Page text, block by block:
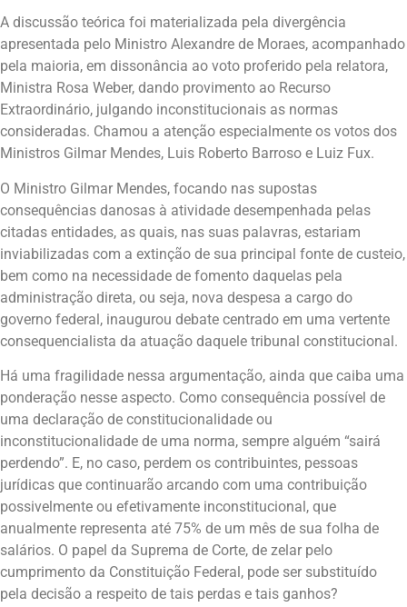
A discussão teórica foi materializada pela divergência
apresentada pelo Ministro Alexandre de Moraes, acompanhado
pela maioria, em dissonância ao voto proferido pela relatora,
Ministra Rosa Weber, dando provimento ao Recurso
Extraordinário, julgando inconstitucionais as normas
consideradas. Chamou a atenção especialmente os votos dos
Ministros Gilmar Mendes, Luis Roberto Barroso e Luiz Fux.
O Ministro Gilmar Mendes, focando nas supostas
consequências danosas à atividade desempenhada pelas
citadas entidades, as quais, nas suas palavras, estariam
inviabilizadas com a extinção de sua principal fonte de custeio,
bem como na necessidade de fomento daquelas pela
administração direta, ou seja, nova despesa a cargo do
governo federal, inaugurou debate centrado em uma vertente
consequencialista da atuação daquele tribunal constitucional.
Há uma fragilidade nessa argumentação, ainda que caiba uma
ponderação nesse aspecto. Como consequência possível de
uma declaração de constitucionalidade ou
inconstitucionalidade de uma norma, sempre alguém “sairá
perdendo”. E, no caso, perdem os contribuintes, pessoas
jurídicas que continuarão arcando com uma contribuição
possivelmente ou efetivamente inconstitucional, que
anualmente representa até 75% de um mês de sua folha de
salários. O papel da Suprema de Corte, de zelar pelo
cumprimento da Constituição Federal, pode ser substituído
pela decisão a respeito de tais perdas e tais ganhos?